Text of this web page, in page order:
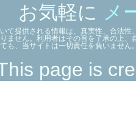
お気軽に メ
て提供される情報は、真実性、合法性
ません。利用者はその旨を了承の上
も、当サイトは一切責任を負いません
page is